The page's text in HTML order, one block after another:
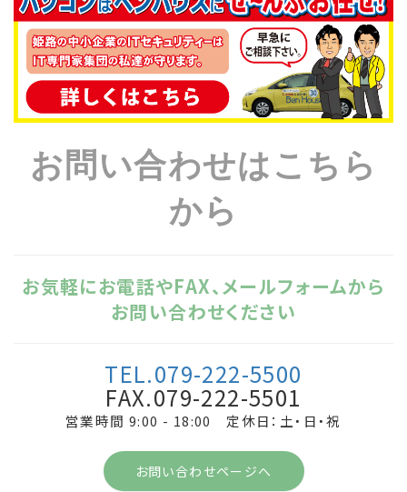
お問い合わせはこちら
から
お気軽にお電話やFAX、メールフォームから
お問い合わせください
TEL.079-222-5500
FAX.079-222-5501
営業時間 9:00 - 18:00 定休日：土・日・祝
お問い合わせページへ